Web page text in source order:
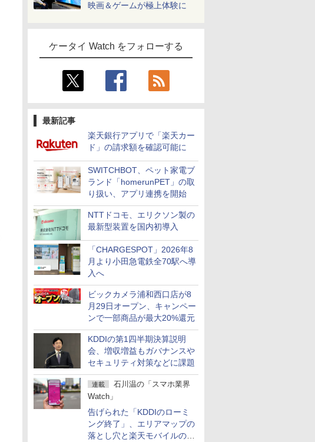
映画＆ゲームが極上体験に
ケータイ Watch をフォローする
最新記事
楽天銀行アプリで「楽天カー
ド」の請求額を確認可能に
SWITCHBOT、ペット家電ブ
ランド「homerunPET」の取
り扱い、アプリ連携を開始
NTTドコモ、エリクソン製の
最新型装置を国内初導入
「CHARGESPOT」2026年8
月より小田急電鉄全70駅へ導
入へ
ビックカメラ浦和西口店が8
月29日オープン、キャンペー
ンで一部商品が最大20%還元
KDDIの第1四半期決算説明
会、増収増益もガバナンスや
セキュリティ対策などに課題
連載
石川温の「スマホ業界
Watch」
告げられた「KDDIのローミ
ング終了」、エリアマップの
落とし穴と楽天モバイルの課